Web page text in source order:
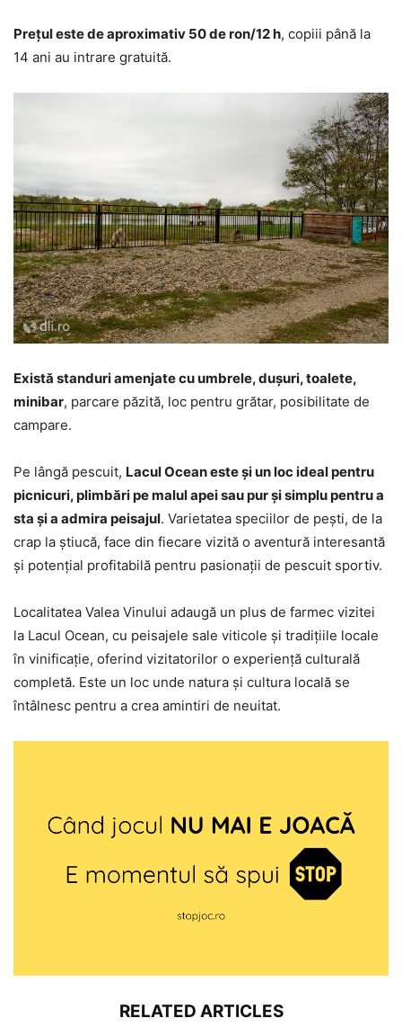
Prețul este de aproximativ 50 de ron/12 h, copiii până la
14 ani au intrare gratuită.
Există standuri amenjate cu umbrele, dușuri, toalete,
minibar, parcare păzită, loc pentru grătar, posibilitate de
campare.
Pe lângă pescuit, Lacul Ocean este și un loc ideal pentru
picnicuri, plimbări pe malul apei sau pur și simplu pentru a
sta și a admira peisajul. Varietatea speciilor de pești, de la
crap la știucă, face din fiecare vizită o aventură interesantă
și potențial profitabilă pentru pasionații de pescuit sportiv.
Localitatea Valea Vinului adaugă un plus de farmec vizitei
la Lacul Ocean, cu peisajele sale viticole și tradițiile locale
în vinificație, oferind vizitatorilor o experiență culturală
completă. Este un loc unde natura și cultura locală se
întâlnesc pentru a crea amintiri de neuitat.
RELATED ARTICLES